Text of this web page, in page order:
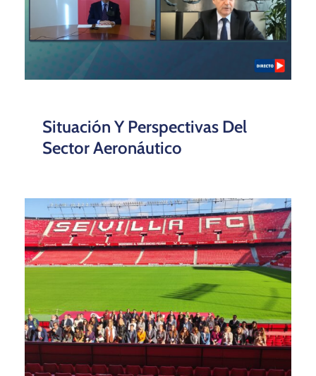
Situación Y Perspectivas Del
Sector Aeronáutico